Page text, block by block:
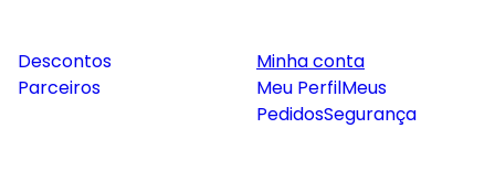
Descontos
Parceiros
Minha conta
Meu PerfilMeus
PedidosSegurança